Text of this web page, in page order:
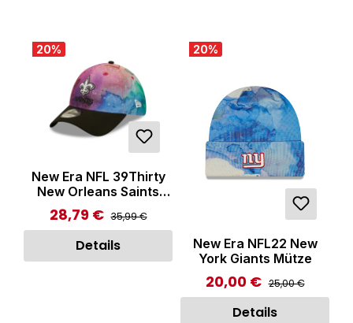
20%
New Era NFL 39Thirty
New Orleans Saints
Cap Multicolor
Verkaufspreis:
28,79 € Regulärer Preis:
35,99 €
Details
20%
New Era NFL22 New
York Giants Mütze
Verkaufspreis:
20,00 € Regulärer Preis:
25,00 €
Details